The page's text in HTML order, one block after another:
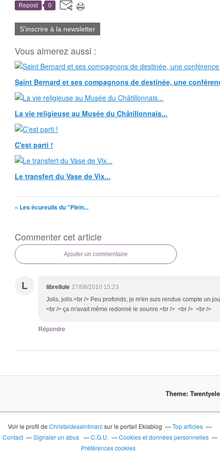
Repost 0
S'inscrire à la newsletter
Vous aimerez aussi :
Saint Bernard et ses compagnons de destinée, une
La vie religieuse au Musée du Châtillonnais...
C'est parti !
Le transfert du Vase de Vix...
« Les écureuils du "Plein...
Commenter cet article
Ajouter un commentaire
L librellule 27/08/2010 15:23
Jolis, jolis.<br /> Peu profonds, je m'en suis rendue compte un
<br /> ça m'avait même redonné le sourire.<br /> <br /> <br />
Répondre
Theme:
Voir le profil deChristaldesaintmarcsur le portail Eklablog
Top articles
Contact
Signaler un abus C.G.U.
Cookies et données personnelles
Préférences cookies